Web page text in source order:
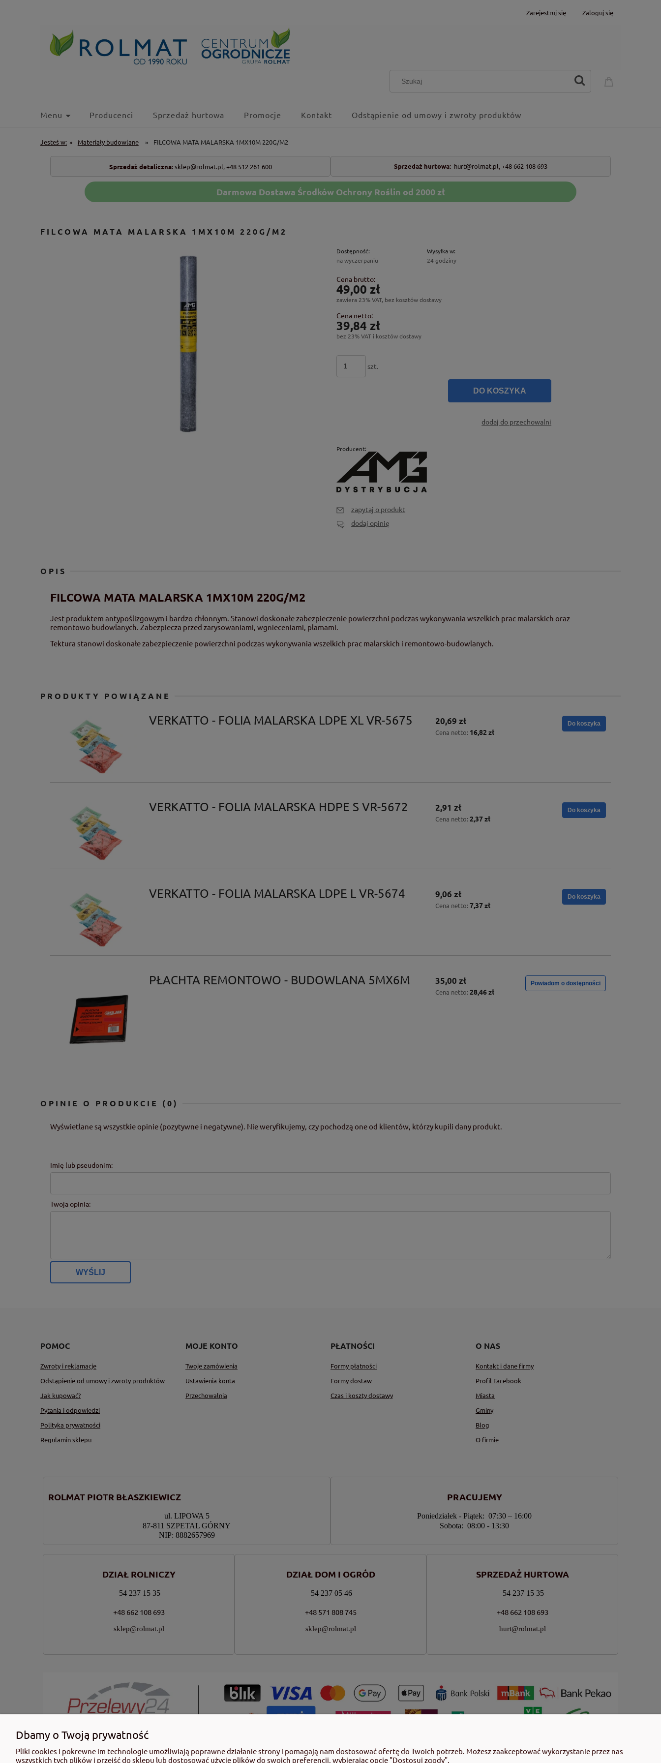
Zarejestruj się Zaloguj się
Menu Producenci Sprzedaż hurtowa Promocje Kontakt Odstąpienie od umowy i zwroty produktów
Jesteś w: » Materiały budowlane » FILCOWA MATA MALARSKA 1MX10M 220G/M2
Sprzedaż detaliczna: sklep@rolmat.pl, +48 512 261 600 Sprzedaż hurtowa: hurt@rolmat.pl,+48 662 108 693
Darmowa Dostawa Środków Ochrony Roślin od 2000 zł
FILCOWA MATA MALARSKA 1MX10M 220G/M2
Dostępność:
na wyczerpaniu
Wysyłka w:
24 godziny
Cena brutto:
49,00 zł
zawiera 23% VAT, bez kosztów dostawy
Cena netto:
39,84 zł
bez 23% VAT i kosztów dostawy
szt.
DO KOSZYKA
dodaj do przechowalni
Producent:
zapytaj o produkt
dodaj opinię
OPIS
FILCOWA MATA MALARSKA 1MX10M 220G/M2
Jest produktem antypoślizgowym i bardzo chłonnym. Stanowi doskonałe zabezpieczenie powierzchni podczas wykonywania wszelkich prac malarskich oraz
remontowo budowlanych. Zabezpiecza przed zarysowaniami, wgnieceniami, plamami.
Tektura stanowi doskonałe zabezpieczenie powierzchni podczas wykonywania wszelkich prac malarskich i remontowo-budowlanych.
PRODUKTY POWIĄZANE
VERKATTO - FOLIA MALARSKA LDPE XL VR-5675 20,69 zł
Cena netto: 16,82 zł
Do koszyka
VERKATTO - FOLIA MALARSKA HDPE S VR-5672 2,91 zł
Cena netto: 2,37 zł
Do koszyka
VERKATTO - FOLIA MALARSKA LDPE L VR-5674 9,06 zł
Cena netto: 7,37 zł
Do koszyka
PŁACHTA REMONTOWO - BUDOWLANA 5MX6M 35,00 zł
Cena netto: 28,46 zł
Powiadom o dostępności
OPINIE O PRODUKCIE (0)
Wyświetlane są wszystkie opinie (pozytywne i negatywne). Nie weryfikujemy, czy pochodzą one od klientów, którzy kupili dany produkt.
Imię lub pseudonim:
Twoja opinia:
WYŚLIJ
POMOC
Zwroty i reklamacje
Odstąpienie od umowy i zwroty produktów
Jak kupować?
Pytania i odpowiedzi
Polityka prywatności
Regulamin sklepu
MOJE KONTO
Twoje zamówienia
Ustawienia konta
Przechowalnia
PŁATNOŚCI
Formy płatności
Formy dostaw
Czas i koszty dostawy
O NAS
Kontakt i dane firmy
Profil Facebook
Miasta
Gminy
Blog
O firmie
ROLMAT PIOTR BŁASZKIEWICZ
ul. LIPOWA 5
87-811 SZPETAL GÓRNY
NIP: 8882657969
PRACUJEMY
Poniedziałek - Piątek: 07:30 – 16:00
Sobota: 08:00 - 13:30
DZIAŁ ROLNICZY
54 237 15 35
+48 662 108 693
sklep@rolmat.pl
DZIAŁ DOM I OGRÓD
54 237 05 46
+48 571 808 745
sklep@rolmat.pl
SPRZEDAŻ HURTOWA
54 237 15 35
+48 662 108 693
hurt@rolmat.pl
informacje dotyczące produktu. Zwróć uwagę na zwroty wskazujące rodzaj zagrożenia oraz przestrzegaj środków bezpieczeństwa zamieszczonych w etykiecie. Środki ochrony roślin do użytku
Dbamy o Twoją prywatność
Pliki cookies i pokrewne im technologie umożliwiają poprawne działanie strony i pomagają nam dostosować ofertę do Twoich potrzeb. Możesz zaakceptować wykorzystanie przez nas
wszystkich tych plików i przejść do sklepu lub dostosować użycie plików do swoich preferencji, wybierając opcję "Dostosuj zgody".